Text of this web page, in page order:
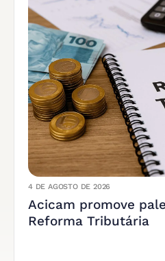
4 DE AGOSTO DE 2026
Acicam promove
Reforma Tributária